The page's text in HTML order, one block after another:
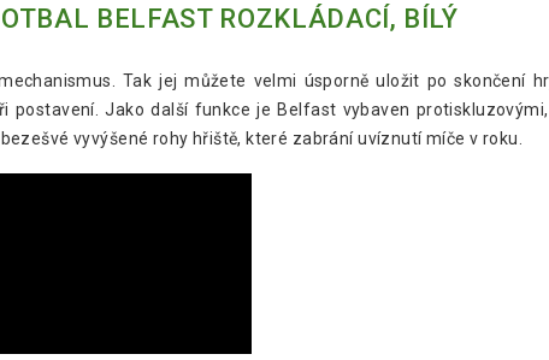
BELFAST ROZKLÁDACÍ, BÍLÝ
Tak jej můžete velmi úsporně uložit po skončení
Jako další funkce je Belfast vybaven
vyvýšené rohy hřiště, které zabrání uvíznutí míče v roku.